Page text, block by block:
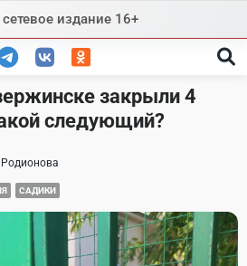
сетевое издание 16+
закрыли 4
следующий?
Родионова
САДИКИ